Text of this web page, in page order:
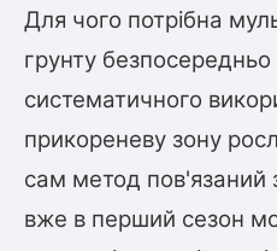
Для чого потрібна
грунту
систематичного
прикореневу зону
сам метод пов'язаний
вже в перший сезон